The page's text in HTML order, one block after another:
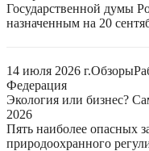
Государственной думы
назначенным на 20
14 июля 2026 г.Обзоры
Федерация
Экология или бизнес?
2026
Пять наиболее опасных
природоохранного